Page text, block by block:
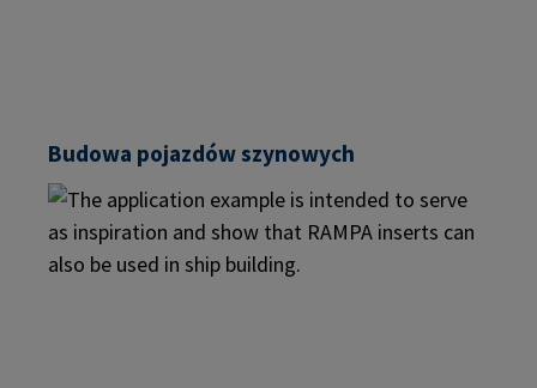
Budowa pojazdów szynowych